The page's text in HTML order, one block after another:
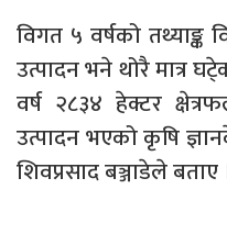
विगत ५ वर्षको तथ्याङ्क
उत्पादन भने थोरै मात्र
वर्ष २८३४ हेक्टर
उत्पादन भएको कृषि
शिवप्रसाद बञ्जाडेले बताए